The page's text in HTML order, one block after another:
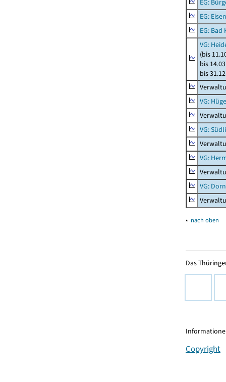
EG:
EG:
EG:
VG:
(bis
bis
bis
VG:
VG:
VG:
VG:
▴ nach oben
Das
Copyright